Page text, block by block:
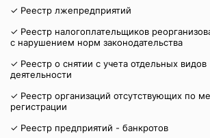
✓ Реестр лжепредприятий
✓ Реестр налогоплательщиков
с нарушением норм законодательства
✓ Реестр о снятии с учета отдельных видов
деятельности
✓ Реестр организаций отсутствующих по
регистрации
✓ Реестр предприятий - банкротов